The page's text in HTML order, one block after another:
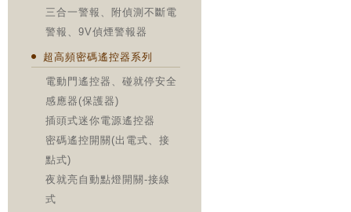
三合一警報、附偵測不斷電
警報、9V偵煙警報器
超高頻密碼遙控器系列
電動門遙控器、碰就停安全
感應器(保護器)
插頭式迷你電源遙控器
密碼遙控開關(出電式、接
點式)
夜就亮自動點燈開關-接線
式